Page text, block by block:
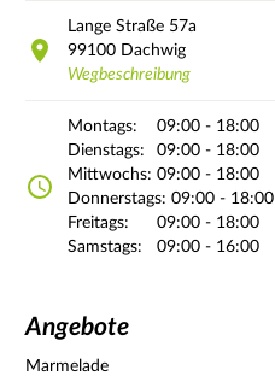
Lange Straße 57a
99100 Dachwig
Wegbeschreibung
Montags:
09:00 - 18:00
Dienstags:
09:00 - 18:00
Mittwochs: 09:00 - 18:00
Donnerstags: 09:00 - 18:00
Freitags:
09:00 - 18:00
Samstags:
09:00 - 16:00
Angebote
Marmelade